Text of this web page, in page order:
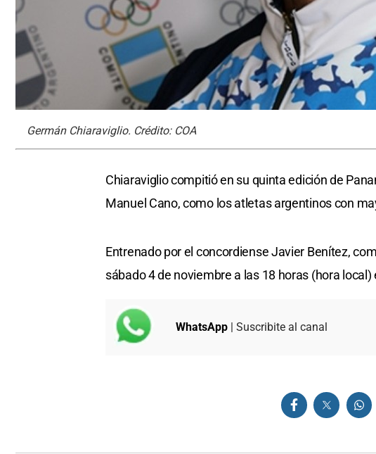
Germán Chiaraviglio. Crédito: COA
Chiaraviglio compitió en su quinta edición de
Manuel Cano, como los atletas argentinos con
Entrenado por el concordiense Javier Benítez,
sábado 4 de noviembre a las 18 horas (hora
WhatsApp | Suscribite al canal